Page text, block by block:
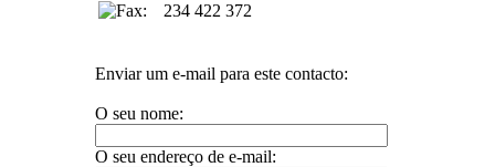
234 422 372
Enviar um e-mail para este contacto:
O seu nome:
O seu endereço de e-mail: